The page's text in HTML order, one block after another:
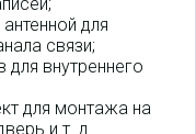
для
связи;
для внутреннего
для монтажа на
и т. д.